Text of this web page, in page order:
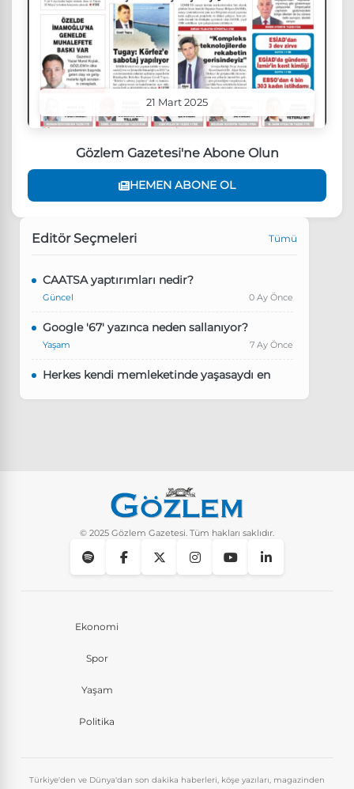
21 Mart 2025
Gözlem Gazetesi'ne Abone Olun
HEMEN ABONE OL
Editör Seçmeleri Tümü
CAATSA yaptırımları nedir?
Güncel 0 Ay Önce
Google '67' yazınca neden sallanıyor?
Yaşam 7 Ay Önce
Herkes kendi memleketinde yaşasaydı en
Instagram’da keşfet nasıl temizlenir?
© 2025 Gözlem Gazetesi. Tüm hakları saklıdır.
Ekonomi
Spor
Yaşam
Politika
Türkiye'den ve Dünya'dan son dakika haberleri, köşe yazıları, magazinden